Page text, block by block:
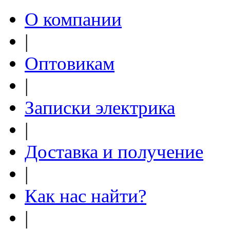
О компании
|
Оптовикам
|
Записки электрика
|
Доставка и получение
|
Как нас найти?
|